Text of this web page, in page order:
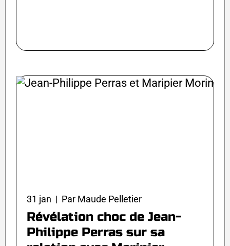
31 jan | Par Maude Pelletier
Révélation choc de Jean-
Philippe Perras sur sa